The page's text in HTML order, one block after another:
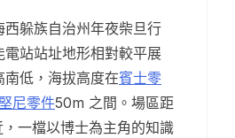
躲族自治州年夜柴旦行
站站址地形相對較平展
南低，海拔高度在賓士零
尼零件50m 之間。場區距
一檔以博士為主角的知識